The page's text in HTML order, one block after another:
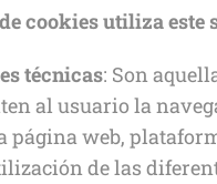
cookies utiliza este
técnicas: Son
al usuario la
página web,
de las